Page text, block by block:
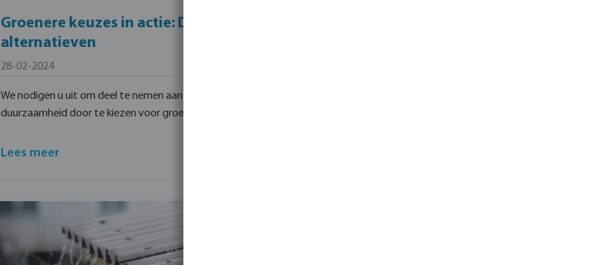
Groenere keuzes in actie: Duurzamere
alternatieven
28-02-2024
We nodigen u uit om deel te nemen aan onze missie naar
duurzaamheid door te kiezen voor groene alternatieven!
Lees meer